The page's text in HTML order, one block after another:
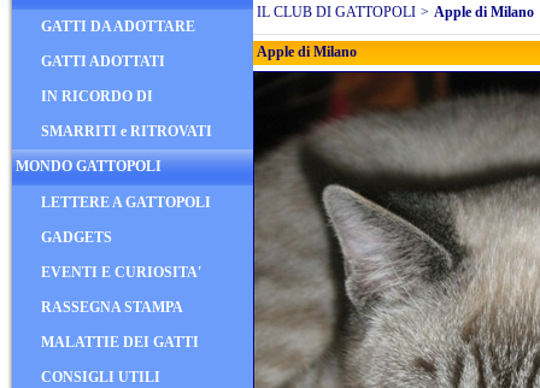
GATTI DA ADOTTARE
GATTI ADOTTATI
IN RICORDO DI
SMARRITI e RITROVATI
MONDO GATTOPOLI
LETTERE A GATTOPOLI
GADGETS
EVENTI E CURIOSITA'
RASSEGNA STAMPA
MALATTIE DEI GATTI
CONSIGLI UTILI
IL CLUB DI GATTOPOLI > Apple di Milano
Apple di Milano